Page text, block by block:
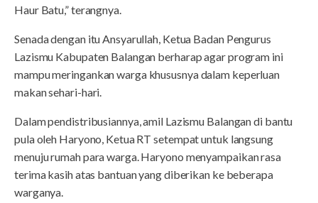
Haur Batu,” terangnya.
Senada dengan itu Ansyarullah, Ketua Badan Pengurus
Lazismu Kabupaten Balangan berharap agar program ini
mampu meringankan warga khususnya dalam keperluan
makan sehari-hari.
Dalam pendistribusiannya, amil Lazismu Balangan di bantu
pula oleh Haryono, Ketua RT setempat untuk langsung
menuju rumah para warga. Haryono menyampaikan rasa
terima kasih atas bantuan yang diberikan ke beberapa
warganya.